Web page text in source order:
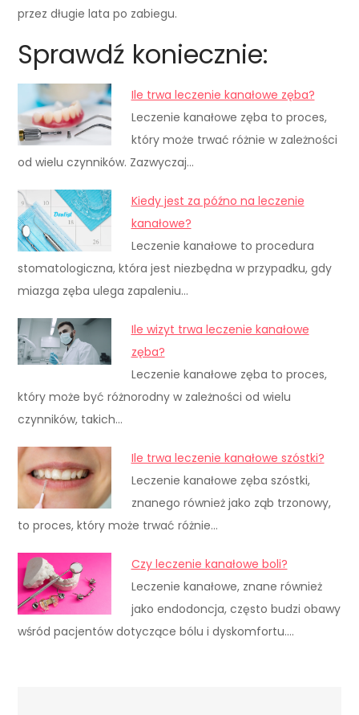
przez długie lata po zabiegu.
Sprawdź koniecznie:
Ile trwa leczenie kanałowe zęba?
Leczenie kanałowe zęba to proces,
który może trwać różnie w zależności
od wielu czynników. Zazwyczaj…
Kiedy jest za późno na leczenie
kanałowe?
Leczenie kanałowe to procedura
stomatologiczna, która jest niezbędna w przypadku, gdy
miazga zęba ulega zapaleniu…
Ile wizyt trwa leczenie kanałowe
zęba?
Leczenie kanałowe zęba to proces,
który może być różnorodny w zależności od wielu
czynników, takich…
Ile trwa leczenie kanałowe szóstki?
Leczenie kanałowe zęba szóstki,
znanego również jako ząb trzonowy,
to proces, który może trwać różnie…
Czy leczenie kanałowe boli?
Leczenie kanałowe, znane również
jako endodoncja, często budzi obawy
wśród pacjentów dotyczące bólu i dyskomfortu.…